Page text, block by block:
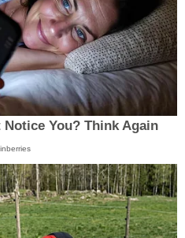
You? Think Again